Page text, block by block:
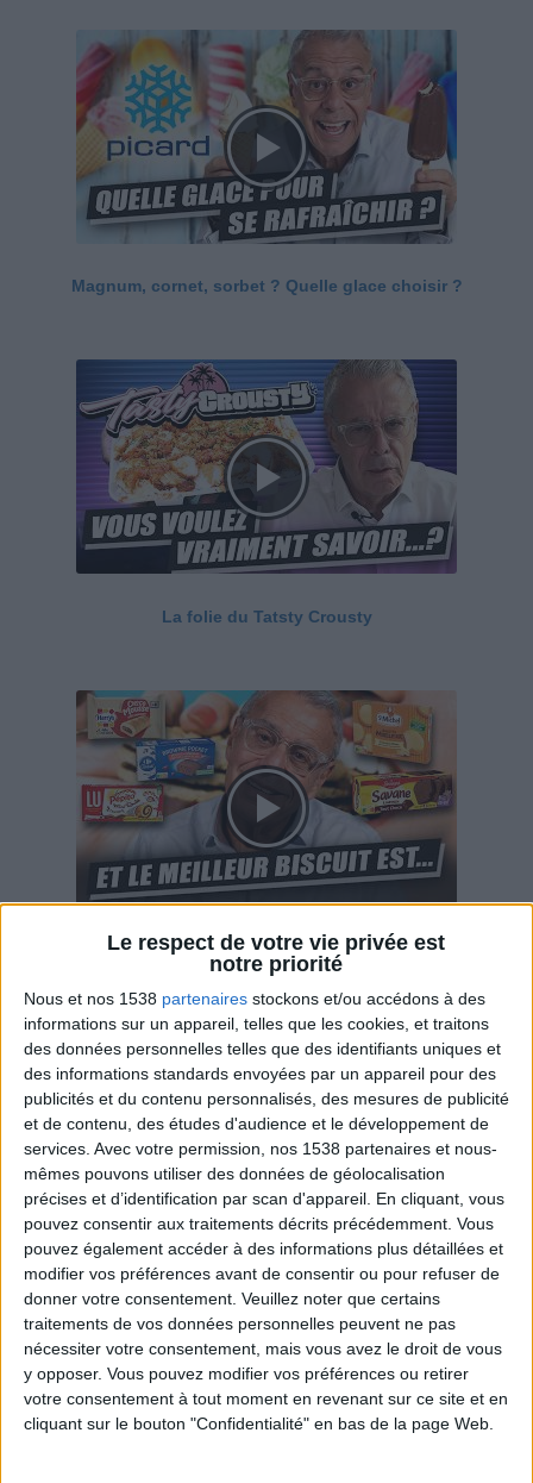
Le respect de votre vie privée est
notre priorité
Nous et nos 1538 partenaires stockons et/ou accédons à des
informations sur un appareil, telles que les cookies, et traitons
des données personnelles telles que des identifiants uniques et
des informations standards envoyées par un appareil pour des
publicités et du contenu personnalisés, des mesures de publicité
et de contenu, des études d'audience et le développement de
services. Avec votre permission, nos 1538 partenaires et nous-
mêmes pouvons utiliser des données de géolocalisation
précises et d’identification par scan d'appareil. En cliquant, vous
pouvez consentir aux traitements décrits précédemment. Vous
pouvez également accéder à des informations plus détaillées et
modifier vos préférences avant de consentir ou pour refuser de
donner votre consentement. Veuillez noter que certains
traitements de vos données personnelles peuvent ne pas
nécessiter votre consentement, mais vous avez le droit de vous
y opposer. Vous pouvez modifier vos préférences ou retirer
votre consentement à tout moment en revenant sur ce site et en
cliquant sur le bouton "Confidentialité" en bas de la page Web.
Magnum, cornet, sorbet ? Quelle glace choisir ?
La folie du Tatsty Crousty
Savane, LU, Pepito, Harrys... Que valent vraiment
ces gâteaux ?
Webinaires en direct Voir tout
Peut-on remplacer la viande par des féculents ?
Consultation diététique du 05/08/2026